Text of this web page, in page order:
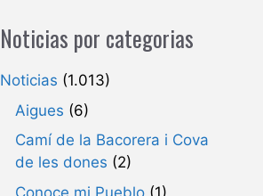
Noticias por categorias
Noticias (1.013)
Aigues (6)
Camí de la Bacorera i Cova
de les dones (2)
Conoce mi Pueblo (1)